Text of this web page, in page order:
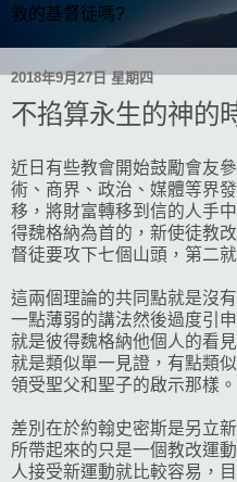
救的基督徒嗎?
2018年9月27日 星期四
不掐算永生的神的
近日有些教會開始鼓勵會友
術、商界、政治、媒體等界
移，將財富轉移到信的人手
得魏格納為首的，新使徒教
督徒要攻下七個山頭，第二
這兩個理論的共同點就是沒
一點薄弱的講法然後過度引
就是彼得魏格納他個人的看
就是類似單一見證，有點類
領受聖父和聖子的啟示那樣。
差別在於約翰史密斯是另立
所帶起來的只是一個教改運
人接受新運動就比較容易，